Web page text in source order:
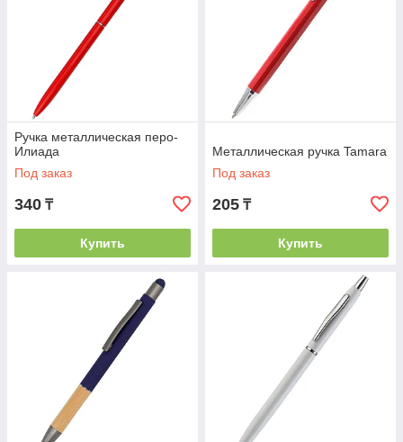
Ручка металлическая перо-
Илиада
Под заказ
340 ₸
Купить
Металлическая ручка Tamara
Под заказ
205 ₸
Купить